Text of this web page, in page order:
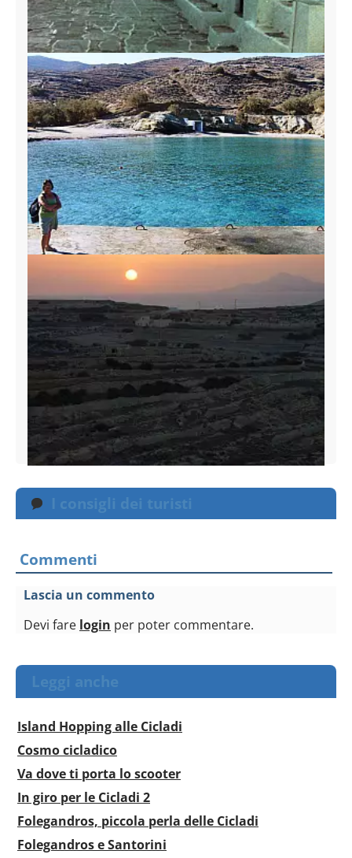
I consigli dei turisti
Commenti
Lascia un commento
Devi fare login per poter commentare.
Leggi anche
Island Hopping alle Cicladi
Cosmo cicladico
Va dove ti porta lo scooter
In giro per le Cicladi 2
Folegandros, piccola perla delle Cicladi
Folegandros e Santorini